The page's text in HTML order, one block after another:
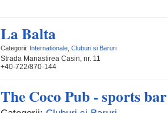
La Balta
Categorii: Internationale Cluburi si Baruri
Strada Manastirea Casin, nr. 11
+40-722/870-144
The Coco Pub - sports